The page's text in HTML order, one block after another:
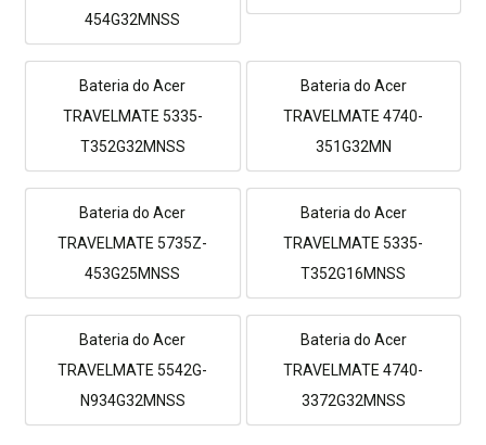
454G32MNSS
Bateria do Acer
TRAVELMATE 5335-
T352G32MNSS
Bateria do Acer
TRAVELMATE 4740-
351G32MN
Bateria do Acer
TRAVELMATE 5735Z-
453G25MNSS
Bateria do Acer
TRAVELMATE 5335-
T352G16MNSS
Bateria do Acer
TRAVELMATE 5542G-
N934G32MNSS
Bateria do Acer
TRAVELMATE 4740-
3372G32MNSS